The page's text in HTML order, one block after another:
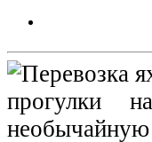
прогулки